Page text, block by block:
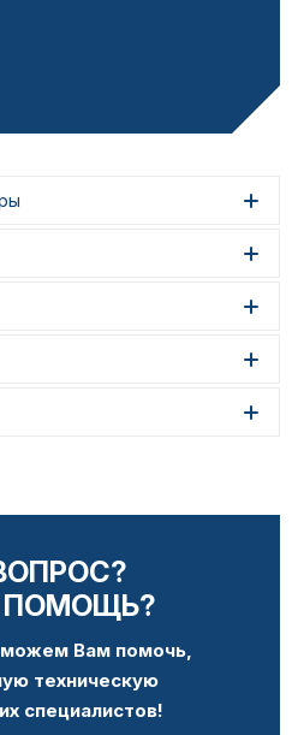
Вам помочь,
техническую
специалистов!